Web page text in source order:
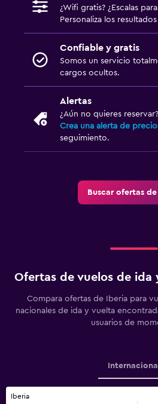
¿Wifi gratis? ¿Escalas
Personaliza los
Confiable y gratis
Somos un servicio
cargos ocultos.
Alertas
¿Aún no quieres reservar?
Crea una alerta de
seguimiento.
Buscar ofertas
Ofertas de vuelos de ida
Compara ofertas de Iberia para
nacionales de ida y vuelta
usuarios de
Internacional
Iberia